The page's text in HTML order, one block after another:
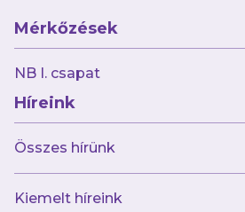
Mérkőzések
NB I. csapat
Híreink
Összes hírünk
Kiemelt híreink